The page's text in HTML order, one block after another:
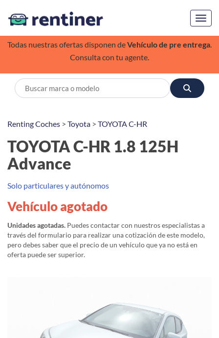
Todas nuestras ofertas disponen deVehículo de pre entrega.
Consulta con tu agente.
Renting Coches > Toyota > TOYOTA C-HR
TOYOTA C-HR 1.8 125H
Advance
Solo particulares y autónomos
Vehículo agotado
Unidades agotadas. Puedes contactar con nuestros especialistas a
través del formulario para realizar una cotización de este modelo,
pero debes saber que el precio de un vehículo que ya no está en
oferta puede ser superior.